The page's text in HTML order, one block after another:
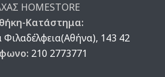
HOMESTORE
Κατάστημα:
143 42
210 2773771